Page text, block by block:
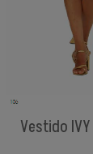
Vestido